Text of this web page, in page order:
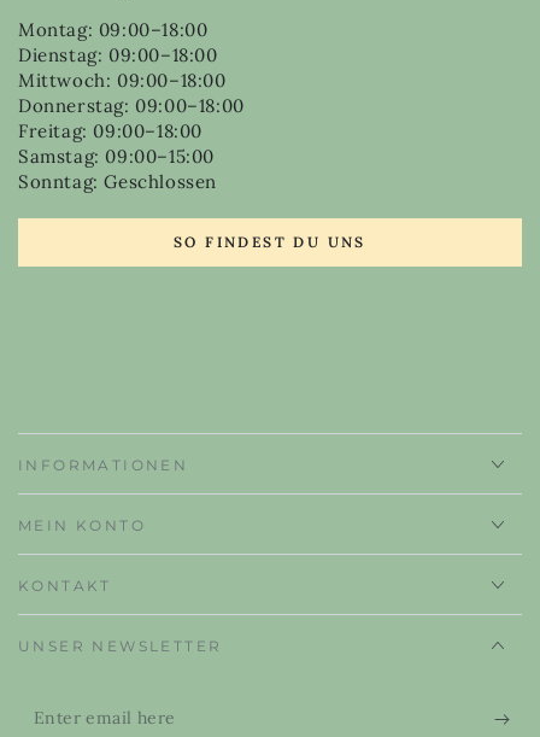
Montag: 09:00–18:00
Dienstag: 09:00–18:00
Mittwoch: 09:00–18:00
Donnerstag: 09:00–18:00
Freitag: 09:00–18:00
Samstag: 09:00–15:00
Sonntag: Geschlossen
SO FINDEST DU UNS
INFORMATIONEN
MEIN KONTO
KONTAKT
UNSER NEWSLETTER
Enter